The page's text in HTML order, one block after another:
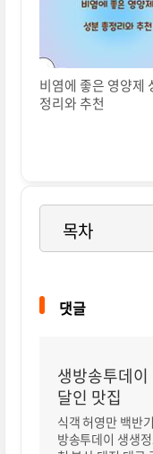
비염에 좋은 영양제
정리와 추천
목차
댓글
생방송투데
달인 맛집
식객 허영만 백반
방송투데이 생생